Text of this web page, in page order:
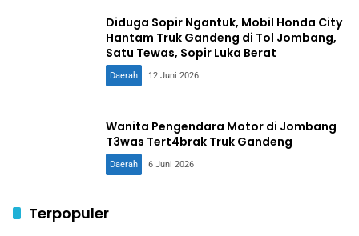
Diduga Sopir Ngantuk, Mobil Honda City
Hantam Truk Gandeng di Tol Jombang,
Satu Tewas, Sopir Luka Berat
Daerah 12 Juni 2026
Wanita Pengendara Motor di Jombang
T3was Tert4brak Truk Gandeng
Daerah 6 Juni 2026
Terpopuler